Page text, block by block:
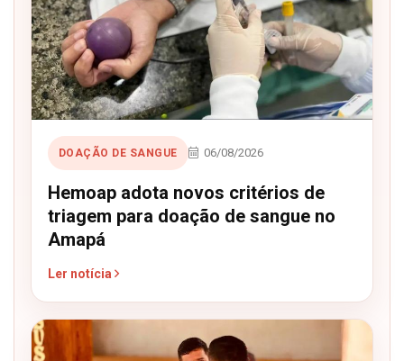
DOAÇÃO DE SANGUE 06/08/2026
Hemoap adota novos critérios de
triagem para doação de sangue no
Amapá
Ler notícia